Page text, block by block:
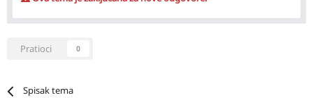
Pratioci 0
Spisak tema